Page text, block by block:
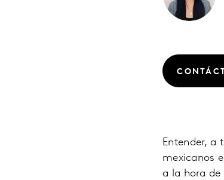
Entender, a
mexicanos
a la hora